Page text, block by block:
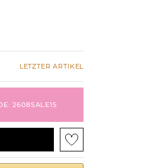
LETZTER ARTIKEL
2608SALE15